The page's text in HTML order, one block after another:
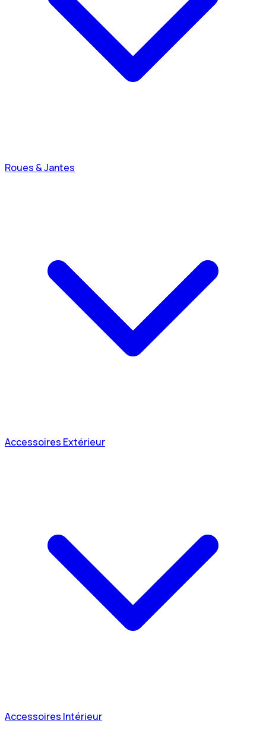
Roues & Jantes
Accessoires Extérieur
Accessoires Intérieur